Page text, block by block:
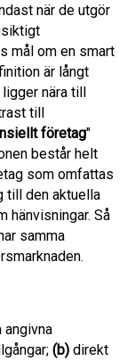
när de utgör
mål om en smart
är långt
nära till
till
företag"
består helt
som omfattas
till den aktuella
hänvisningar. Så
samma
(b) direkt